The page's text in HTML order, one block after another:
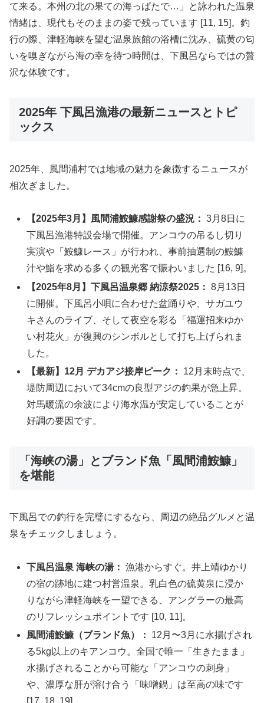
て来る。本州の北の果ての海っぱたで…」と詠われた温泉
情緒は、現代もそのままの姿で残っています [11, 15]。釣
行の際、津軽海峡を望む温泉旅館の浴槽に沈み、硫黄の匂
いを嗅ぎながら海の幸を待つ時間は、下風呂ならではの贅
沢な体験です。
2025年 下風呂漁港の最新ニュースとトピ
ックス
2025年、風間浦村では地域の魅力を象徴するニュースが
相次ぎました。
【2025年3月】風間浦鮟鱇感謝祭の盛況： 3月8日に
下風呂漁港特設会場で開催。アンコウの吊るし切り
実演や「鮟鱇レース」が行われ、事前抽選制の鮟鱇
汁や鮨を求める多くの観光客で賑わいました [16, 9]。
【2025年8月】下風呂温泉郷 納涼祭2025： 8月13日
に開催。下風呂小唄に合わせた盆踊りや、サガユウ
キさんのライブ、そして夜空を彩る「福運招来ゆか
い村花火」が復興のシンボルとして打ち上げられま
した。
【最新】12月 デカアジ接岸ピーク：
12月末時点で、
堤防周辺において34cmの良型アジの釣果が急上昇。
対馬暖流の余波により海水温が安定していることが
好調の要因です。
「海峡の湯」とブランド魚「風間浦鮟鱇」
を堪能
下風呂での釣行を完璧にするなら、周辺の絶品グルメと温
泉をチェックしましょう。
下風呂温泉 海峡の湯： 漁港からすぐ。井上靖ゆかり
の宿の跡地に建つ村営温泉。乳白色の硫黄泉に浸か
りながら津軽海峡を一望できる、アングラーの最高
のリフレッシュポイントです [10, 11]。
風間浦鮟鱇（ブランド魚）：
12月〜3月に水揚げされ
る5kg以上のキアンコウ。全国で唯一「生きたまま」
水揚げされることから可能な「アンコウの刺身」
や、濃厚な肝が溶け合う「味噌鍋」は至高の味です
[17, 18, 19]。